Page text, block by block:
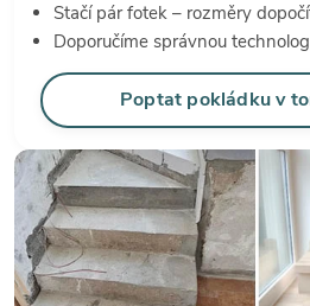
Stačí pár fotek – rozměry
Doporučíme správnou
Poptat pokládku v